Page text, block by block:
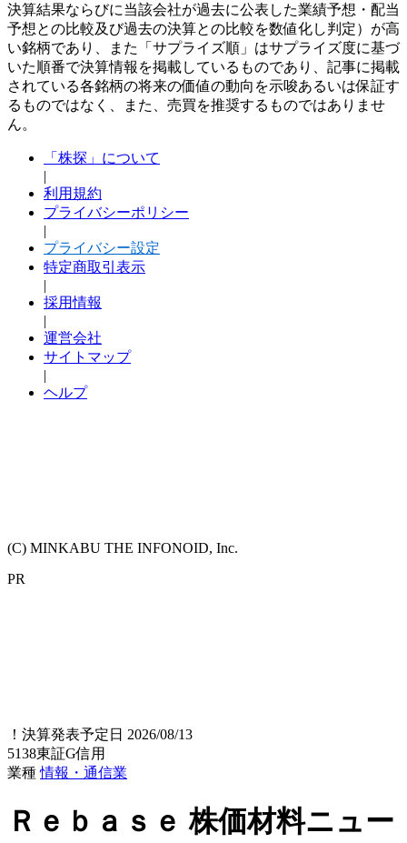
決算結果ならびに当該会社が過去に公表した業績予想・配当
予想との比較及び過去の決算との比較を数値化し判定）が高
い銘柄であり、また「サプライズ順」はサプライズ度に基づ
いた順番で決算情報を掲載しているものであり、記事に掲載
されている各銘柄の将来の価値の動向を示唆あるいは保証す
るものではなく、また、売買を推奨するものではありませ
ん。
「株探」について
|
利用規約
プライバシーポリシー
|
プライバシー設定
特定商取引表示
|
採用情報
|
運営会社
サイトマップ
|
ヘルプ
(C) MINKABU THE INFONOID, Inc.
PR
！ 決算発表予定日 2026/08/13
5138東証G信用
業種情報・通信業
Ｒｅｂａｓｅ株価材料ニュー